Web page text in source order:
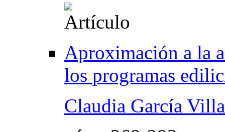
Aproximación a la
los programas
Claudia García